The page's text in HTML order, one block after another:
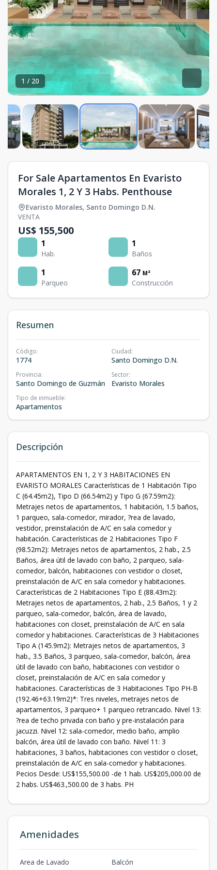
1 / 20
For Sale Apartamentos En Evaristo
Morales 1, 2 Y 3 Habs. Penthouse
Evaristo Morales, Santo Domingo D.N.
VENTA
US$ 155,500
1
Hab.
1
Baños
1
Parqueo
67 M²
Construcción
Resumen
Código:
1774
Ciudad:
Santo Domingo D.N.
Provincia:
Santo Domingo de Guzmán
Sector:
Evaristo Morales
Tipo de inmueble:
Apartamentos
Descripción
APARTAMENTOS EN 1, 2 Y 3 HABITACIONES EN
EVARISTO MORALES Características de 1 Habitación Tipo
C (64.45m2), Tipo D (66.54m2) y Tipo G (67.59m2):
Metrajes netos de apartamentos, 1 habitación, 1.5 baños,
1 parqueo, sala-comedor, mirador, ?rea de lavado,
vestidor, preinstalación de A/C en sala comedor y
habitación. Características de 2 Habitaciones Tipo F
(98.52m2): Metrajes netos de apartamentos, 2 hab., 2.5
Baños, área útil de lavado con baño, 2 parqueo, sala-
comedor, balcón, habitaciones con vestidor o closet,
preinstalación de A/C en sala comedor y habitaciones.
Características de 2 Habitaciones Tipo E (88.43m2):
Metrajes netos de apartamentos, 2 hab., 2.5 Baños, 1 y 2
parqueo, sala-comedor, balcón, área de lavado,
habitaciones con closet, preinstalación de A/C en sala
comedor y habitaciones. Características de 3 Habitaciones
Tipo A (145.9m2): Metrajes netos de apartamentos, 3
hab., 3.5 Baños, 3 parqueo, sala-comedor, balcón, área
útil de lavado con baño, habitaciones con vestidor o
closet, preinstalación de A/C en sala comedor y
habitaciones. Características de 3 Habitaciones Tipo PH-B
(192.46+63.19m2)*: Tres niveles, metrajes netos de
apartamentos, 3 parqueo+ 1 parqueo retrancado. Nivel 13:
?rea de techo privada con baño y pre-instalación para
jacuzzi. Nivel 12: sala-comedor, medio baño, amplio
balcón, área útil de lavado con baño. Nivel 11: 3
habitaciones, 3 baños, habitaciones con vestidor o closet,
preinstalación de A/C en sala-comedor y habitaciones.
Pecios Desde: US$155,500.00 -de 1 hab. US$205,000.00 de
2 habs. US$463.,500.00 de 3 habs. PH
Amenidades
Area de Lavado Balcón